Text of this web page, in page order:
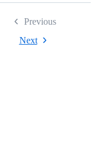
Previous
Next